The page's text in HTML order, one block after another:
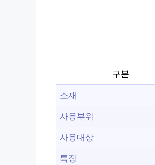
구분
소재
사용부위
사용대상
특징